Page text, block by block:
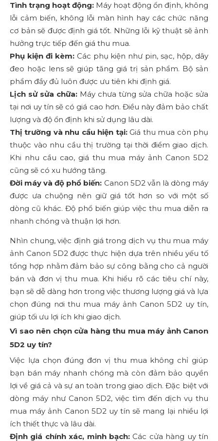
Tình trạng hoạt động: Máy hoạt động ổn định, không
lỗi cảm biến, không lỗi màn hình hay các chức năng
cơ bản sẽ được định giá tốt. Những lỗi kỹ thuật sẽ ảnh
hưởng trực tiếp đến giá thu mua.
Phụ kiện đi kèm:Các phụ kiện như pin, sạc, hộp, dây
đeo hoặc lens sẽ giúp tăng giá trị sản phẩm. Bộ sản
phẩm đầy đủ luôn được ưu tiên khi định giá.
Lịch sử sửa chữa: Máy chưa từng sửa chữa hoặc sửa
tại nơi uy tín sẽ có giá cao hơn. Điều này đảm bảo chất
lượng và độ ổn định khi sử dụng lâu dài.
Thị trường và nhu cầu hiện tại:Giá thu mua còn phụ
thuộc vào nhu cầu thị trường tại thời điểm giao dịch.
Khi nhu cầu cao, giá thu mua máy ảnh Canon 5D2
cũng sẽ có xu hướng tăng.
Đời máy và độ phổ biến: Canon 5D2 vẫn là dòng máy
được ưa chuộng nên giữ giá tốt hơn so với một số
dòng cũ khác. Độ phổ biến giúp việc thu mua diễn ra
nhanh chóng và thuận lợi hơn.
Nhìn chung, việc định giá trong dịch vụ thu mua máy
ảnh Canon 5D2 được thực hiện dựa trên nhiều yếu tố
tổng hợp nhằm đảm bảo sự công bằng cho cả người
bán và đơn vị thu mua. Khi hiểu rõ các tiêu chí này,
bạn sẽ dễ dàng hơn trong việc thương lượng giá và lựa
chọn đúng nơi thu mua máy ảnh Canon 5D2 uy tín,
giúp tối ưu lợi ích khi giao dịch.
Vì sao nên chọn cửa hàng thu mua máy ảnh Canon
5D2 uy tín?
Việc lựa chọn đúng đơn vị thu mua không chỉ giúp
bạn bán máy nhanh chóng mà còn đảm bảo quyền
lợi về giá cả và sự an toàn trong giao dịch. Đặc biệt với
dòng máy như Canon 5D2, việc tìm đến dịch vụ thu
mua máy ảnh Canon 5D2 uy tín sẽ mang lại nhiều lợi
ích thiết thực và lâu dài.
Định giá chính xác, minh bạch: Các cửa hàng uy tín